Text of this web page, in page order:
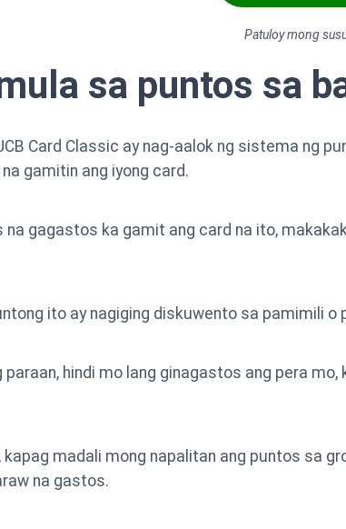
Patuloy mong
sa puntos sa
Card Classic ay nag-aalok ng sistema ng
gamitin ang iyong card.
na gagastos ka gamit ang card na ito,
ito ay nagiging diskuwento sa pamimili
paraan, hindi mo lang ginagastos ang pera
kapag madali mong napalitan ang puntos sa
na gastos.